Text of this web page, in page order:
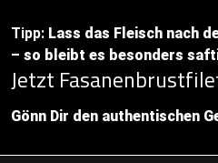
Tipp: Lass das Fleisch nach
– so bleibt es besonders
Jetzt
Gönn Dir den authentischen